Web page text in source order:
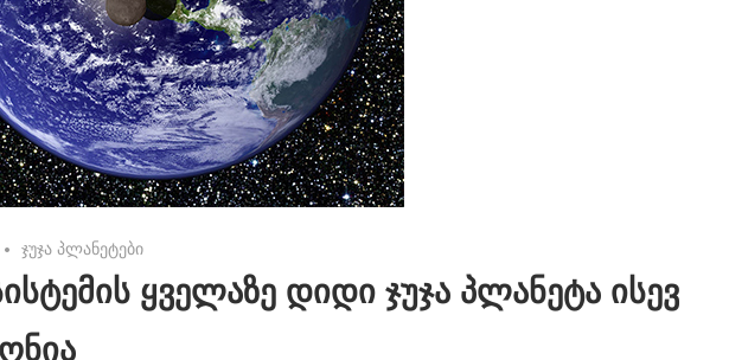
No comments
ჯუჯა პლანეტები
ყველაზე დიდი ჯუჯა პლანეტა ისევ